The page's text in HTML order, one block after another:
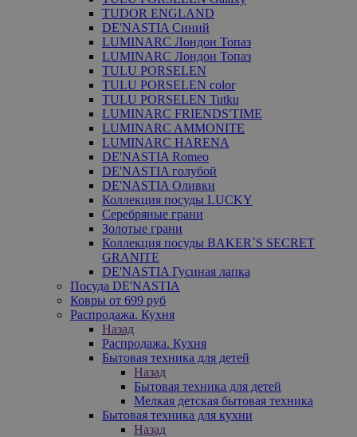
TUDOR ENGLAND
DE'NASTIA Синий
LUMINARC Лондон Топаз
LUMINARC Лондон Топаз
TULU PORSELEN
TULU PORSELEN color
TULU PORSELEN Tutku
LUMINARC FRIENDS'TIME
LUMINARC AMMONITE
LUMINARC HARENA
DE'NASTIA Romeo
DE'NASTIA голубой
DE'NASTIA Оливки
Коллекция посуды LUCKY
Серебряные грани
Золотые грани
Коллекция посуды BAKER`S SECRET
GRANITE
DE'NASTIA Гусиная лапка
Посуда DE'NASTIA
Ковры от 699 руб
Распродажа. Кухня
Назад
Распродажа. Кухня
Бытовая техника для детей
Назад
Бытовая техника для детей
Мелкая детская бытовая техника
Бытовая техника для кухни
Назад